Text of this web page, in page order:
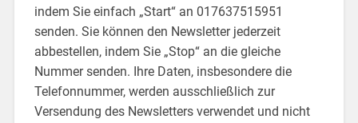
indem Sie einfach „Start“ an 017637515951
senden. Sie können den Newsletter jederzeit
abbestellen, indem Sie „Stop“ an die gleiche
Nummer senden. Ihre Daten, insbesondere die
Telefonnummer, werden ausschließlich zur
Versendung des Newsletters verwendet und nicht